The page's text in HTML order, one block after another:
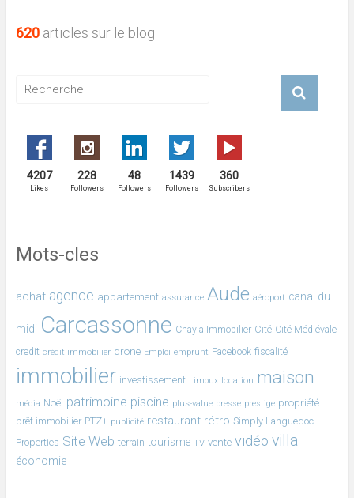
620 articles sur le blog
4207
Likes
228
Followers
48
Followers
1439
Followers
360
Subscribers
Mots-cles
achat agence appartement assurance Aude aéroport canal du
midi Carcassonne Chayla Immobilier Cité Cité Médiévale
credit crédit immobilier drone Emploi emprunt Facebook fiscalité
immobilier investissement Limoux location maison
média Noël patrimoine piscine plus-value presse prestige propriété
prêt immobilier PTZ+ publicité restaurant rétro Simply Languedoc
Properties Site Web terrain tourisme TV vente vidéo villa
économie